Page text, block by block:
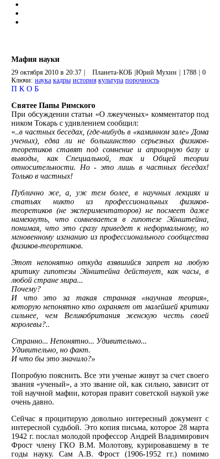
Мафия науки
29 октября 2010 в 20:37 Планета-КОБ Юрий Мухин 1788
0
Ключи: наука кадры история культура порочность
П К О Б
Святее Папы Римского
При обсуждении статьи «О лжеученых» комментатор под
ником Токарь с удивлением сообщил:
«..в частных беседах, (где-нибудь в «каминном зале» Дома
ученых), едва ли не большинство серьезных физиков-
теоретиков ставят под сомнение и априорную базу и
выводы, как Специальной, так и Общей теории
относительности. Но - это лишь в частных беседах!
Только в частных!
Публично же, а, уж тем более, в научных лекциях и
статьях никто из профессиональных физиков-
теоретиков (не экспериментаторов) не посмеет даже
намекнуть, что сомневается в гипотезе Эйнштейна,
понимая, что это сразу приведет к неформальному, но
мгновенному изгнанию из профессионального сообщества
физиков-теоретиков.
Этот непонятно откуда взявшийся запрет на любую
критику гипотезы Эйнштейна действует, как часы, в
любой стране мира...
Почему?
И что это за такая странная «научная теория»,
которую непонятно кто охраняет от малейшей критики
сильнее, чем Великобритания женскую честь своей
королевы?..
Странно... Непонятно... Удивительно...
Удивительно, но факт.
И что бы это значило?»
Попробую пояснить. Все эти ученые живут за счет своего
звания «ученый», а это звание ой, как сильно, зависит от
той научной мафии, которая правит советской наукой уже
очень давно.
Сейчас я процитирую довольно интересный документ с
интересной судьбой. Это копия письма, которое 28 марта
1942 г. послал молодой профессор Андрей Владимирович
Фрост члену ГКО В.М. Молотову, курировавшему в те
годы науку. Сам А.В. Фрост (1906-1952 гг.) помимо